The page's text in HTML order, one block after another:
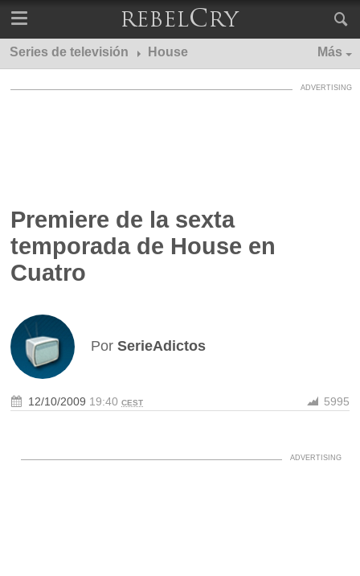
Series de televisión House Más
Premiere de la sexta
temporada de House en
Cuatro
PorSerieAdictos
12/10/2009 19:40CEST 5995